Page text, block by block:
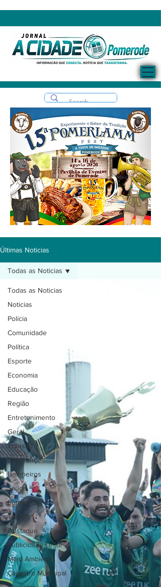
Últimas Noticias
Todas as Noticias
Noticias
Polícia
Comunidade
Política
Esporte
Economia
Educação
Região
Entretenimento
Geral
Trânsito
Segurança
Bombeiros
Saúde
Pomerode
Tempo
Destaque
Publicidade Legal
Meio Ambiente
Cadastro Municipal
Todas as Noticias